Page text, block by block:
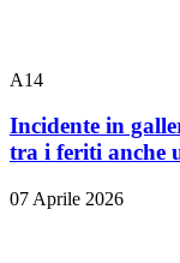
A14
Incidente in
tra i feriti anche
07 Aprile 2026